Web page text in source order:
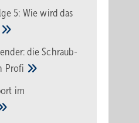
5: Wie wird das
die Schraub­
Pro­fi
im